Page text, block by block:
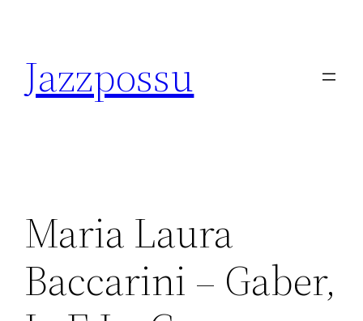
content
Jazzpossu
Maria Laura
Baccarini – Gaber,